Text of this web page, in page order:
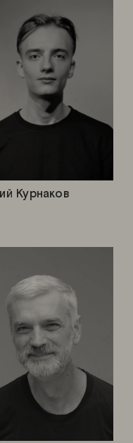
Курнаков